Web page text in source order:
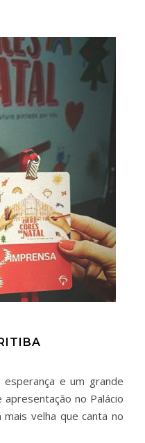
e um grande
no Palácio
velha que canta no